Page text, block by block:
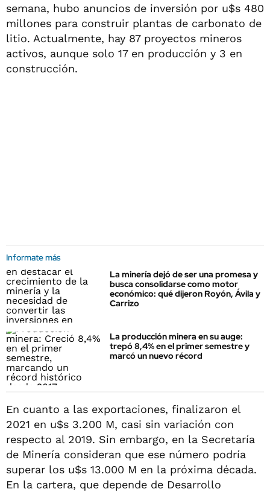
semana, hubo anuncios de inversión por u$s 480
millones para construir plantas de carbonato de
litio. Actualmente, hay 87 proyectos mineros
activos, aunque solo 17 en producción y 3 en
construcción.
Informate más
La minería dejó de ser una promesa y
busca consolidarse como motor
económico: qué dijeron Royón, Ávila y
Carrizo
La producción minera en su auge:
trepó 8,4% en el primer semestre y
marcó un nuevo récord
En cuanto a las exportaciones, finalizaron el
2021 en u$s 3.200 M, casi sin variación con
respecto al 2019. Sin embargo, en la Secretaría
de Minería consideran que ese número podría
superar los u$s 13.000 M en la próxima década.
En la cartera, que depende de Desarrollo